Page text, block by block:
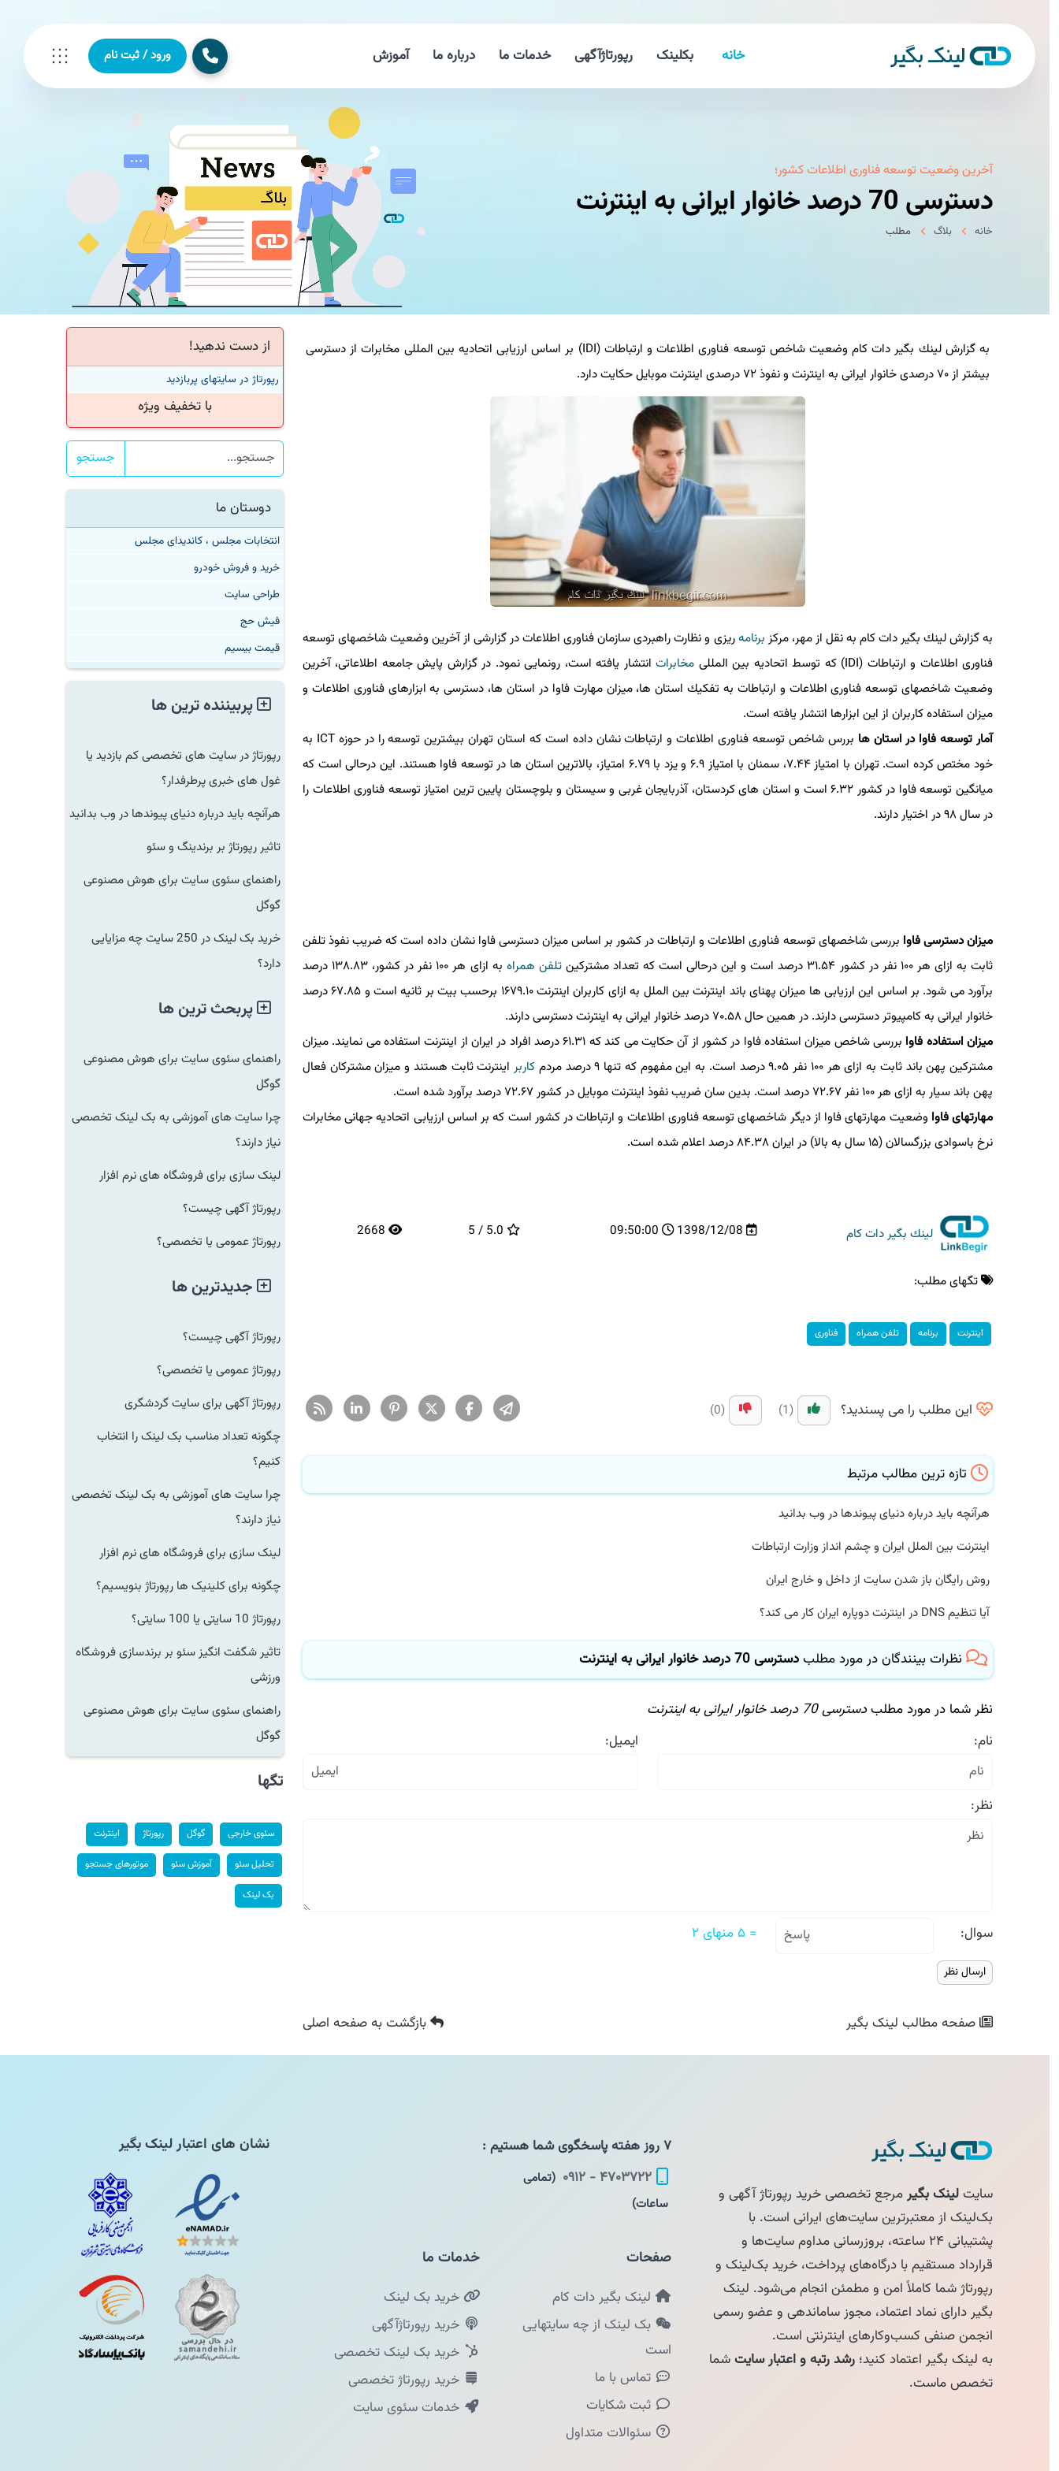
خانه بکلینک رپورتاژآگهی خدمات ما درباره ما آموزش ورود / ثبت نام
آخرین وضعیت توسعه فناوری اطلاعات كشور؛
دسترسی 70 درصد خانوار ایرانی به اینترنت
خانه بلاگ مطلب
به گزارش لینك بگیر دات كام وضعیت شاخص توسعه فناوری اطلاعات و ارتباطات (IDI) بر اساس ارزیابی اتحادیه بین المللی مخابرات از دسترسی
بیشتر از ۷۰ درصدی خانوار ایرانی به اینترنت و نفوذ ۷۲ درصدی اینترنت موبایل حكایت دارد.
به گزارش لینك بگیر دات كام به نقل از مهر، مركزبرنامهریزی و نظارت راهبردی سازمان فناوری اطلاعات در گزارشی از آخرین وضعیت شاخصهای توسعه
فناوری اطلاعات و ارتباطات (IDI) كه توسط اتحادیه بین المللی
مخابراتانتشار یافته است، رونمایی نمود. در گزارش پایش جامعه اطلاعاتی، آخرین
وضعیت شاخصهای توسعه فناوری اطلاعات و ارتباطات به تفكیك استان ها، میزان مهارت فاوا در استان ها، دسترسی به ابزارهای فناوری اطلاعات و
میزان استفاده كاربران از این ابزارها انتشار یافته است.
آمار توسعه فاوا در استان ها
بررس شاخص توسعه فناوری اطلاعات و ارتباطات نشان داده است كه استان تهران بیشترین توسعه را در حوزه ICT به
خود مختص كرده است. تهران با امتیاز ۷.۴۴، سمنان با امتیاز ۶.۹ و یزد با ۶.۷۹ امتیاز، بالاترین استان ها در توسعه فاوا هستند. این درحالی است كه
میانگین توسعه فاوا در كشور ۶.۳۲ است و استان های كردستان، آذربایجان غربی و سیستان و بلوچستان پایین ترین امتیاز توسعه فناوری اطلاعات را
در سال ۹۸ در اختیار دارند.
میزان دسترسی فاوابررسی شاخصهای توسعه فناوری اطلاعات و ارتباطات در كشور بر اساس میزان دسترسی فاوا نشان داده است كه ضریب نفوذ تلفن
ثابت به ازای هر ۱۰۰ نفر در كشور ۳۱.۵۴ درصد است و این درحالی است كه تعداد مشتركین
تلفن همراه
به ازای هر ۱۰۰ نفر در كشور، ۱۳۸.۸۳ درصد
برآورد می شود. بر اساس این ارزیابی ها میزان پهنای باند اینترنت بین الملل به ازای كاربران اینترنت ۱۶۷۹.۱۰ برحسب بیت بر ثانیه است و ۶۷.۸۵ درصد
خانوار ایرانی به كامپیوتر دسترسی دارند. در همین حال ۷۰.۵۸ درصد خانوار ایرانی به اینترنت دسترسی دارند.
میزان استفاده فاوا
بررسی شاخص میزان استفاده فاوا در كشور از آن حكایت می كند كه ۶۱.۳۱ درصد افراد در ایران از اینترنت استفاده می نمایند. میزان
مشتركین پهن باند ثابت به ازای هر ۱۰۰ نفر ۹.۰۵ درصد است. به این مفهوم كه تنها ۹ درصد مردم
كاربراینترنت ثابت هستند و میزان مشتركان فعال
پهن باند سیار به ازای هر ۱۰۰ نفر ۷۲.۶۷ درصد است. بدین سان ضریب نفوذ اینترنت موبایل در كشور ۷۲.۶۷ درصد برآورد شده است.
مهارتهای فاواوضعیت مهارتهای فاوا از دیگر شاخصهای توسعه فناوری اطلاعات و ارتباطات در كشور است كه بر اساس ارزیابی اتحادیه جهانی مخابرات
نرخ باسوادی بزرگسالان (۱۵ سال به بالا) در ایران ۸۴.۳۸ درصد اعلام شده است.
لینك بگیر دات كام 1398/12/08
09:50:00
5.0 / 5
2668
تگهای مطلب:
اینترنت برنامه تلفن همراه فناوری
این مطلب را می پسندید؟
تازه ترین مطالب مرتبط
هرآنچه باید درباره دنیای پیوندها در وب بدانید
اینترنت بین الملل ایران و چشم انداز وزارت ارتباطات
روش رایگان باز شدن سایت از داخل و خارج ایران
آیا تنظیم DNS در اینترنت دوپاره ایران کار می کند؟
نظرات بینندگان در مورد مطلبدسترسی 70 درصد خانوار ایرانی به اینترنت
نظر شما در مورد مطلبدسترسی 70 درصد خانوار ایرانی به اینترنت
نام:
ایمیل:
نظر:
سوال: = ۵ منهای ۲
صفحه مطالبلینک بگیر بازگشتبه صفحه اصلی
از دست ندهید!
رپورتاژ در سایتهای پربازدید
با تخفیف ویژه
جستجو
دوستان ما
انتخابات مجلس ، کاندیدای مجلس
خرید و فروش خودرو
طراحی سایت
فیش حج
قیمت بیسیم
پربیننده ترین ها
رپورتاژ در سایت های تخصصی کم بازدید یا
غول های خبری پرطرفدار؟
هرآنچه باید درباره دنیای پیوندها در وب بدانید
تاثیر رپورتاژ بر برندینگ و سئو
راهنمای سئوی سایت برای هوش مصنوعی
گوگل
خرید بک لینک در 250 سایت چه مزایایی
دارد؟
پربحث ترین ها
راهنمای سئوی سایت برای هوش مصنوعی
گوگل
چرا سایت های آموزشی به بک لینک تخصصی
نیاز دارند؟
لینک سازی برای فروشگاه های نرم افزار
رپورتاژ آگهی چیست؟
رپورتاژ عمومی یا تخصصی؟
جدیدترین ها
رپورتاژ آگهی چیست؟
رپورتاژ عمومی یا تخصصی؟
رپورتاژ آگهی برای سایت گردشگری
چگونه تعداد مناسب بک لینک را انتخاب
کنیم؟
چرا سایت های آموزشی به بک لینک تخصصی
نیاز دارند؟
لینک سازی برای فروشگاه های نرم افزار
چگونه برای کلینیک ها رپورتاژ بنویسیم؟
رپورتاژ 10 سایتی یا 100 سایتی؟
تاثیر شگفت انگیز سئو بر برندسازی فروشگاه
ورزشی
راهنمای سئوی سایت برای هوش مصنوعی
گوگل
تگها
سئوی خارجی گوگل رپورتاژ اینترنت
تحلیل سئو آموزش سئو موتورهای جستجو
بک لینک
سایتلینک بگیرمرجع تخصصی خرید رپورتاژ آگهی و
بک‌لینک از معتبرترین سایت‌های ایرانی است. با
پشتیبانی ۲۴ ساعته، بروزرسانی مداوم سایت‌ها و
قرارداد مستقیم با درگاه‌های پرداخت، خرید بک‌لینک و
رپورتاژ شما کاملاً امن و مطمئن انجام می‌شود. لینک
بگیر دارای نماد اعتماد، مجوز ساماندهی و عضو رسمی
انجمن صنفی کسب‌وکارهای اینترنتی است.
به لینک بگیر اعتماد کنید؛رشد رتبه و اعتبار سایتشما
تخصص ماست.
۴۷۰۳۷۲۲ - ۰۹۱۲
(تمامی
ساعات)
صفحات
لینک بگیر دات کام
بک لینک از چه سایتهایی
است
تماس با ما
ثبت شکایات
سئوالات متداول
خدمات ما
خرید بک لینک
خرید رپورتاژآگهی
خرید بک لینک تخصصی
خرید رپورتاژ تخصصی
خدمات سئوی سایت
نشان های اعتبار لینک بگیر